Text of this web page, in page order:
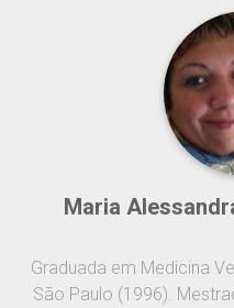
Maria
Graduada em Medicina
São Paulo (1996).